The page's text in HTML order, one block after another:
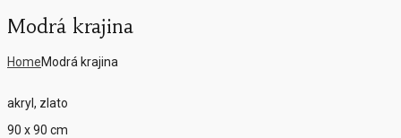
Modrá krajina
HomeModrá krajina
akryl, zlato
90 x 90 cm